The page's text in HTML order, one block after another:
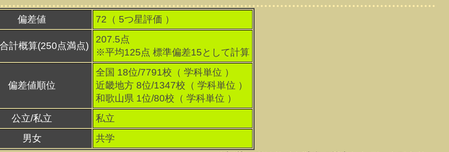
偏差値 72（ 5つ星評価 ）
計概算(250点満点)
207.5点
※平均125点 標準偏差15として計算
偏差値順位
全国 18位/7791校（ 学科単位 ）
近畿地方 8位/1347校（ 学科単位 ）
和歌山県 1位/80校（ 学科単位 ）
公立/私立
私立
男女
共学